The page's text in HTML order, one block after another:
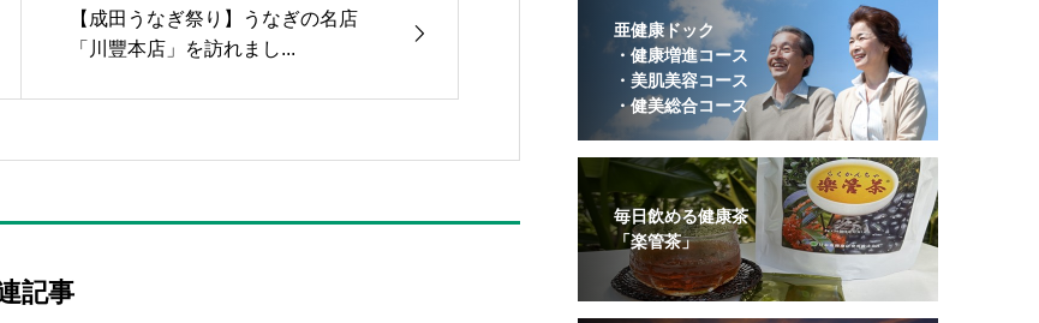
【成田うなぎ祭り】うなぎの名店
「川豐本店」を訪れまし...
記事
亜健康ドック
・健康増進コース
・美肌美容コース
・健美総合コース
毎日飲める健康茶
「楽管茶」